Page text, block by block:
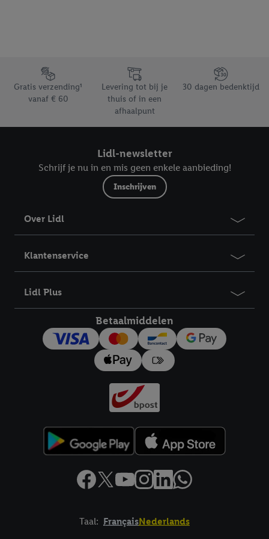
Footerelement met de verschillende USPs van Lidl.be
Gratis verzending¹
vanaf € 60
Levering tot bij je
thuis of in een
afhaalpunt
30 dagen bedenktijd
Lidl-newsletter
Schrijf je nu in en mis geen enkele aanbieding!
Inschrijven
Over Lidl
Klantenservice
Lidl Plus
Betaalmiddelen
Taal: FrançaisNederlands